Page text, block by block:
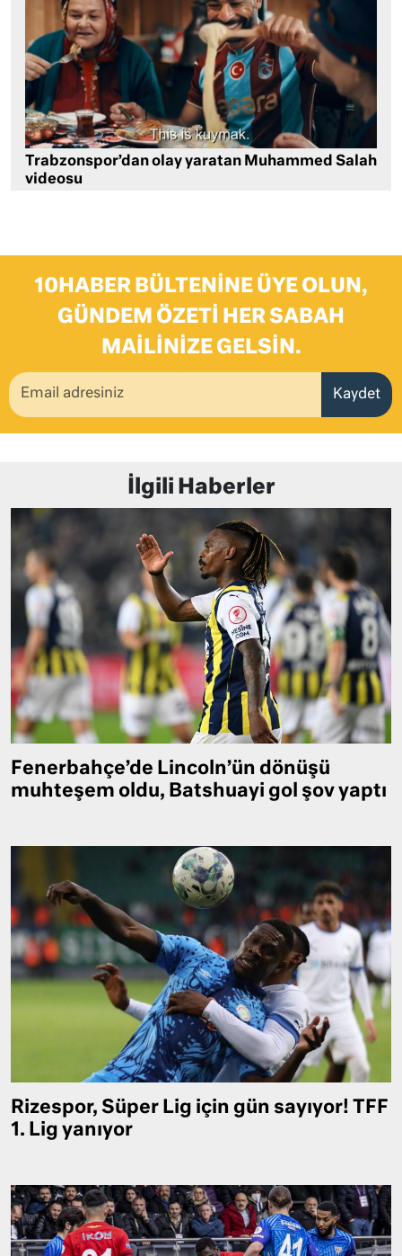
Trabzonspor’dan olay yaratan Muhammed Salah
videosu
10HABER BÜLTENINE ÜYE OLUN,
GÜNDEM ÖZETI HER SABAH
MAILINIZE GELSIN.
Kaydet
İlgili Haberler
Fenerbahçe’de Lincoln’ün dönüşü
muhteşem oldu, Batshuayi gol şov yaptı
Rizespor, Süper Lig için gün sayıyor! TFF
1. Lig yanıyor